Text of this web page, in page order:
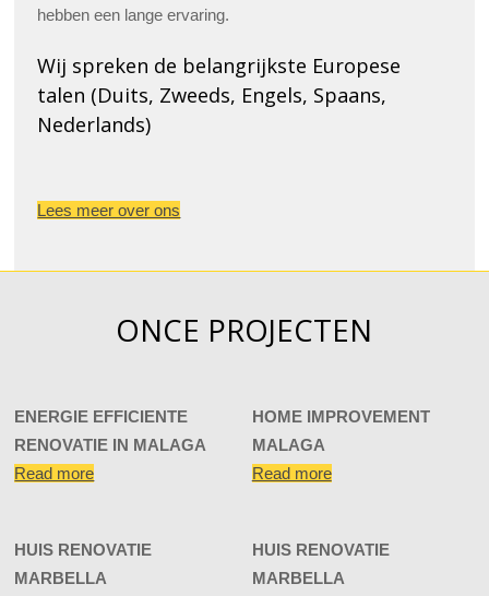
hebben een lange ervaring.
Wij spreken de belangrijkste Europese
talen (Duits, Zweeds, Engels, Spaans,
Nederlands)
Lees meer over ons
ONCE PROJECTEN
ENERGIE EFFICIENTE
RENOVATIE IN MALAGA
Read more
HOME IMPROVEMENT
MALAGA
Read more
HUIS RENOVATIE
MARBELLA
HUIS RENOVATIE
MARBELLA